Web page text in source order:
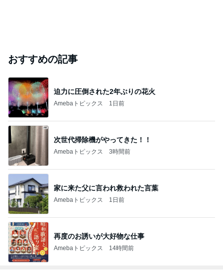
おすすめの記事
迫力に圧倒された2年ぶりの花火
Amebaトピックス 1日前
次世代掃除機がやってきた！！
Amebaトピックス 3時間前
家に来た父に言われ救われた言葉
Amebaトピックス 1日前
再度のお誘いが大好物な仕事
Amebaトピックス 14時間前